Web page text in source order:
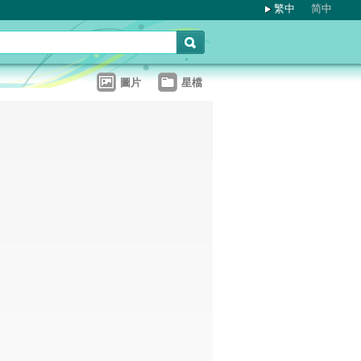
繁中 简中
圖片 星檔